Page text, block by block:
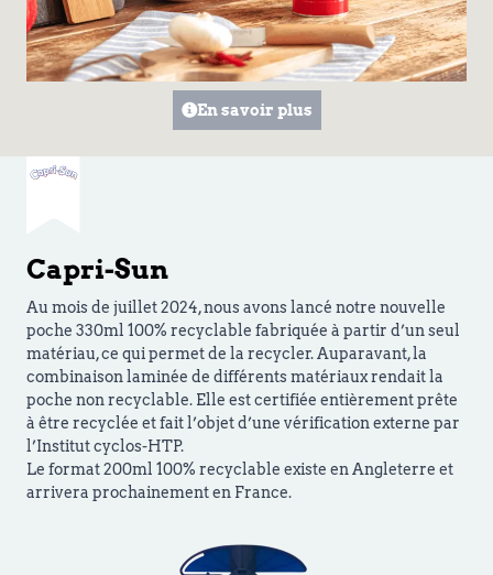
En savoir plus
Capri-Sun
Au mois de juillet 2024, nous avons lancé notre nouvelle
poche 330ml 100% recyclable fabriquée à partir d’un seul
matériau, ce qui permet de la recycler. Auparavant, la
combinaison laminée de différents matériaux rendait la
poche non recyclable. Elle est certifiée entièrement prête
à être recyclée et fait l’objet d’une vérification externe par
l’Institut cyclos-HTP.
Le format 200ml 100% recyclable existe en Angleterre et
arrivera prochainement en France.